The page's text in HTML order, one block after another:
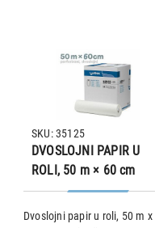
DVOSLOJNI PAPIR U
ROLI, 50 m × 60 cm
Dvoslojni papir u roli, 50 m x
SKU: 35125